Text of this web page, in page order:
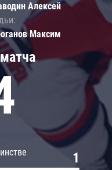
1
Алексей
Максим